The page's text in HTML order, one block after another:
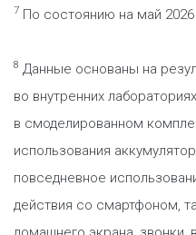
7 По состоянию на май 2026
8 Данные основаны на
во внутренних
в смоделированном
использования
повседневное
действия со смартфоном,